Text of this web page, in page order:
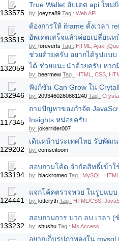
133575
True Wallet อัปเดต api ใหม่
by: joeyza89 Tag : Web API
133515
ต้องการให้ iframe ตั้งเวลา
อัพเดตเสร็จแล้วค่อยเปลี่ยน
by: foreverts Tag : HTML, Ajax,
132059
ช่วยด้วยครับ อยากได้รูปแบบ
ได้ ช่วยแนะนำด้วยครับ หาก
by: beermew Tag : HTML, CSS,
132946
ฟังก์ชัน Can Grow ใน
by: 2093460260881240 Tag :
117345
ถามปัญหาของกำจัด
Insights หน่อยครับ
by: jokerrider007
129202
เดินหน้าประเทศไทย รับพัฒ
by: comscitoom
133194
สอบถามโค้ด จำกัดสิทธิ์เข้า
by: blackromeo Tag : MySQL,
124441
แจกโค้ดตรวจหวย ในรูปแบบ
by: lotteryth Tag : HTML/CSS,
133232
สอบถามการ บวก ลบ เวลา (
by: shushu Tag : Ms Access
อยากเก็บรูปภาพลงใน